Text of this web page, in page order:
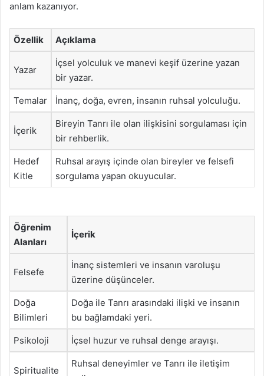
anlam kazanıyor.
Özellik Açıklama
Yazar
İçsel yolculuk ve manevi keşif üzerine yazan
bir yazar.
Temalar İnanç, doğa, evren, insanın ruhsal yolculuğu.
İçerik
Bireyin Tanrı ile olan ilişkisini sorgulaması için
bir rehberlik.
Hedef
Kitle
Ruhsal arayış içinde olan bireyler ve felsefi
sorgulama yapan okuyucular.
Öğrenim
Alanları
İçerik
Felsefe
İnanç sistemleri ve insanın varoluşu
üzerine düşünceler.
Doğa
Bilimleri
Doğa ile Tanrı arasındaki ilişki ve insanın
bu bağlamdaki yeri.
Psikoloji İçsel huzur ve ruhsal denge arayışı.
Spiritualite
Ruhsal deneyimler ve Tanrı ile iletişim